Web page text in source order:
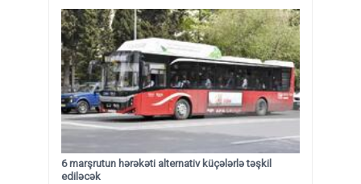
6 marşrutun hərəkəti alternativ küçələrlə təşkil
ediləcək